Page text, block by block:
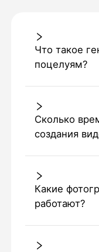
Что такое
поцелуям?
Сколько
создания
Какие
работают?